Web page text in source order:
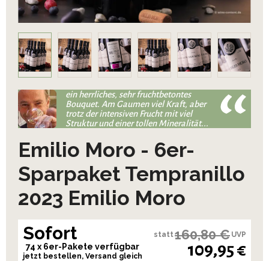
ein herrliches, sehr fruchtbetontes
Bouquet. Am Gaumen viel Kraft, aber
trotz der intensiven Frucht mit viel
Struktur und einer tollen Mineralität...
Emilio Moro - 6er-
Sparpaket Tempranillo
2023 Emilio Moro
Sofort
74 x 6er-Pakete verfügbar
jetzt bestellen, Versand gleich
statt160,80 € UVP
109,95 €